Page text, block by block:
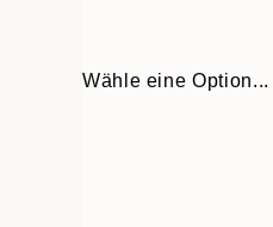
Wähle eine Option...